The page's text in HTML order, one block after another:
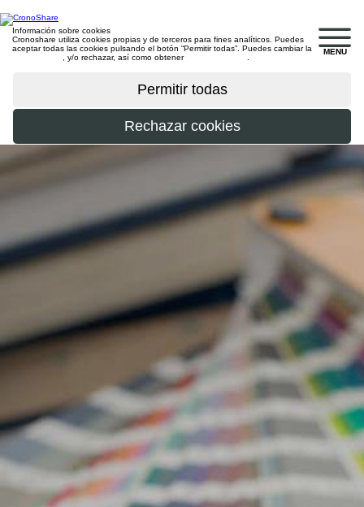
MENU
Información sobre cookies
Cronoshare utiliza cookies propias y de terceros para fines analíticos. Puedes
aceptar todas las cookies pulsando el botón “Permitir todas”. Puedes cambiar la
, y/o rechazar, así como obtener